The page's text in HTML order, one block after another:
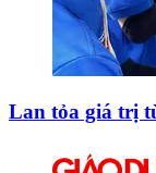
Lan tỏa giá trị